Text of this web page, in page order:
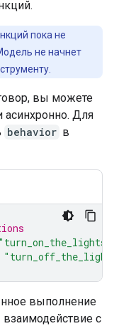
пока не
не начнет
вы можете
асинхронно. Для
behavior в
"turn_on_the_lights"
выполнение
с